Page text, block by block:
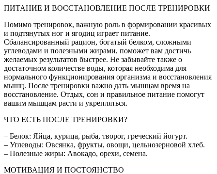
ПИТАНИЕ И ВОССТАНОВЛЕНИЕ ПОСЛЕ ТРЕНИРОВКИ
Помимо тренировок, важную роль в формировании красивых
и подтянутых ног и ягодиц играет питание.
Сбалансированный рацион, богатый белком, сложными
углеводами и полезными жирами, поможет вам достичь
желаемых результатов быстрее. Не забывайте также о
достаточном количестве воды, которая необходима для
нормального функционирования организма и восстановления
мышц. После тренировки важно дать мышцам время на
восстановление. Отдых, сон и правильное питание помогут
вашим мышцам расти и укрепляться.
ЧТО ЕСТЬ ПОСЛЕ ТРЕНИРОВКИ?
– Белок: Яйца, курица, рыба, творог, греческий йогурт.
– Углеводы: Овсянка, фрукты, овощи, цельнозерновой хлеб.
– Полезные жиры: Авокадо, орехи, семена.
МОТИВАЦИЯ И ПОСТОЯНСТВО